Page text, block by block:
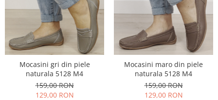
Mocasini gri din piele
naturala 5128 M4
159,00 RON
129,00 RON
Mocasini maro din piele
naturala 5128 M4
159,00 RON
129,00 RON